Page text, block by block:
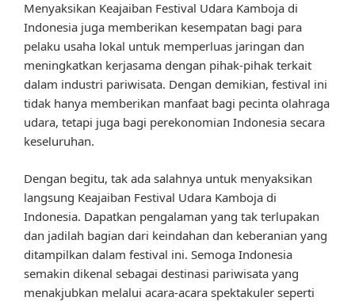
Menyaksikan Keajaiban Festival Udara Kamboja di
Indonesia juga memberikan kesempatan bagi para
pelaku usaha lokal untuk memperluas jaringan dan
meningkatkan kerjasama dengan pihak-pihak terkait
dalam industri pariwisata. Dengan demikian, festival ini
tidak hanya memberikan manfaat bagi pecinta olahraga
udara, tetapi juga bagi perekonomian Indonesia secara
keseluruhan.
Dengan begitu, tak ada salahnya untuk menyaksikan
langsung Keajaiban Festival Udara Kamboja di
Indonesia. Dapatkan pengalaman yang tak terlupakan
dan jadilah bagian dari keindahan dan keberanian yang
ditampilkan dalam festival ini. Semoga Indonesia
semakin dikenal sebagai destinasi pariwisata yang
menakjubkan melalui acara-acara spektakuler seperti